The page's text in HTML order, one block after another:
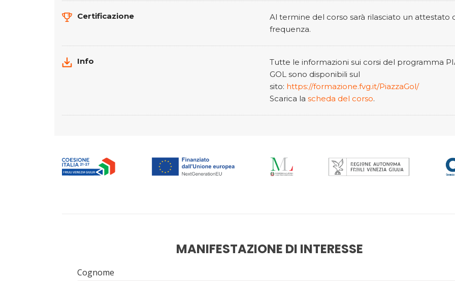
Certificazione
Al termine del corso sarà rilasciato un attestato
frequenza.
Info
Tutte le informazioni sui corsi del programma
GOL sono disponibili sul
sito: https://formazione.fvg.it/PiazzaGol/
Scarica la scheda del corso.
MANIFESTAZIONE DI INTERESSE
Cognome